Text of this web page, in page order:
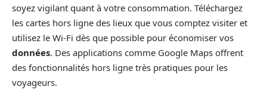
soyez vigilant quant à votre consommation. Téléchargez
les cartes hors ligne des lieux que vous comptez visiter et
utilisez le Wi-Fi dès que possible pour économiser vos
données. Des applications comme Google Maps offrent
des fonctionnalités hors ligne très pratiques pour les
voyageurs.